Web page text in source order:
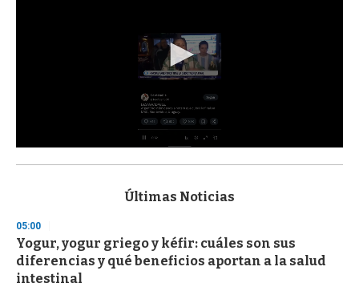
s
d
s
o
f
3
Últimas Noticias
05:00
Yogur, yogur griego y kéfir: cuáles son sus
diferencias y qué beneficios aportan a la salud
intestinal